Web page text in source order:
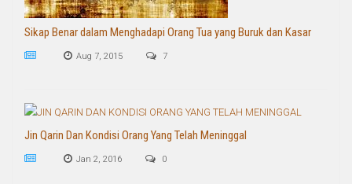
Sikap Benar dalam Menghadapi Orang Tua yang Buruk dan Kasar
Aug 7, 2015 7
Jin Qarin Dan Kondisi Orang Yang Telah Meninggal
Jan 2, 2016 0